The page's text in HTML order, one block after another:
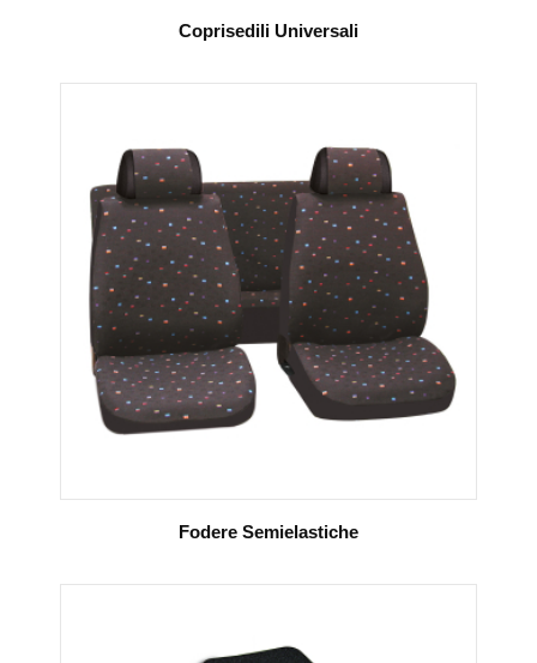
Coprisedili Universali
Fodere Semielastiche